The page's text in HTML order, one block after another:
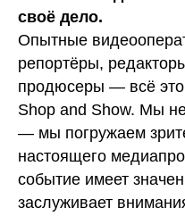
своё дело.
Опытные
репортёры,
продюсеры — всё
Shop and Show. Мы
— мы погружаем
настоящего
событие имеет
заслуживает